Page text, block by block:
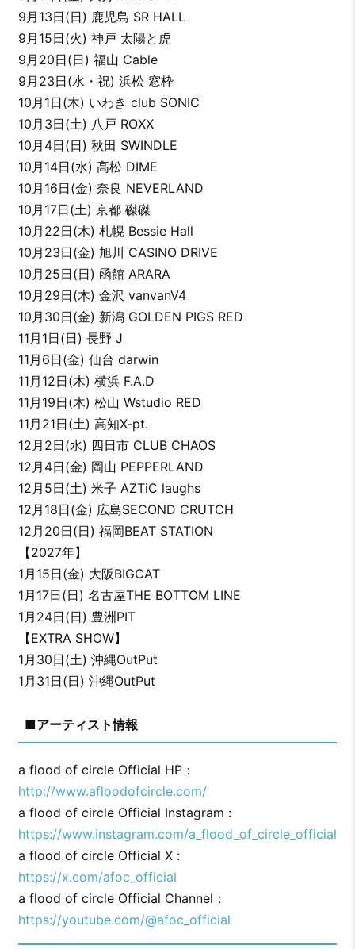
9月13日(日) 鹿児島 SR HALL
9月15日(火) 神戸 太陽と虎
9月20日(日) 福山 Cable
9月23日(水・祝) 浜松 窓枠
10月1日(木) いわき club SONIC
10月3日(土) 八戸 ROXX
10月4日(日) 秋田 SWINDLE
10月14日(水) 高松 DIME
10月16日(金) 奈良 NEVERLAND
10月17日(土) 京都 磔磔
10月22日(木) 札幌 Bessie Hall
10月23日(金) 旭川 CASINO DRIVE
10月25日(日) 函館 ARARA
10月29日(木) 金沢 vanvanV4
10月30日(金) 新潟 GOLDEN PIGS RED
11月1日(日) 長野 J
11月6日(金) 仙台 darwin
11月12日(木) 横浜 F.A.D
11月19日(木) 松山 Wstudio RED
11月21日(土) 高知X-pt.
12月2日(水) 四日市 CLUB CHAOS
12月4日(金) 岡山 PEPPERLAND
12月5日(土) 米子 AZTiC laughs
12月18日(金) 広島SECOND CRUTCH
12月20日(日) 福岡BEAT STATION
【2027年】
1月15日(金) 大阪BIGCAT
1月17日(日) 名古屋THE BOTTOM LINE
1月24日(日) 豊洲PIT
【EXTRA SHOW】
1月30日(土) 沖縄OutPut
1月31日(日) 沖縄OutPut
■アーティスト情報
a flood of circle Official HP：
http://www.afloodofcircle.com/
a flood of circle Official Instagram :
https://www.instagram.com/a_flood_of_circle_official
a flood of circle Official X :
https://x.com/afoc_official
a flood of circle Official Channel：
https://youtube.com/@afoc_official